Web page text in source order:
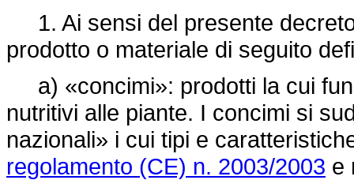
1. Ai sensi del presente
prodotto o materiale di seguito
a) «concimi»: prodotti la cui
nutritivi alle piante. I concimi si
nazionali» i cui tipi e
regolamento (CE) n. 2003/2003 e